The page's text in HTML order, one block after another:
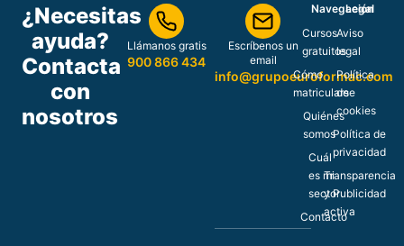
¿Necesitas
ayuda?
Contacta
con
nosotros
Llámanos gratis
900 866 434
Escríbenos un
email
info@grupoeuroformac.com
Navegación
Cursos
gratuitos
Cómo
matricularse
Quiénes
somos
Cuál
es mi
sector
Contacto
Legal
Aviso
legal
Política
de
cookies
Política de
privacidad
Transparencia
y Publicidad
activa